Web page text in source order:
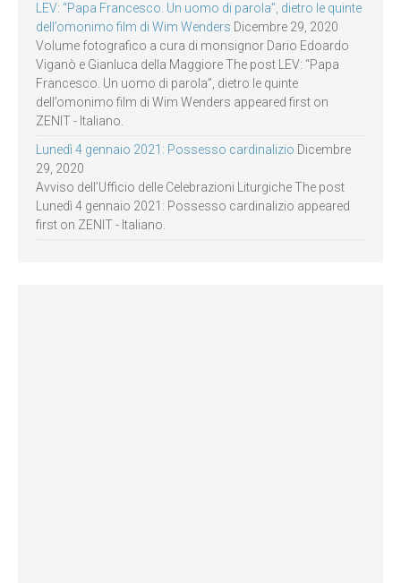
LEV: “Papa Francesco. Un uomo di parola”, dietro le quinte
dell’omonimo film di Wim Wenders Dicembre 29, 2020
Volume fotografico a cura di monsignor Dario Edoardo
Viganò e Gianluca della Maggiore The post LEV: “Papa
Francesco. Un uomo di parola”, dietro le quinte
dell’omonimo film di Wim Wenders appeared first on
ZENIT - Italiano.
Lunedì 4 gennaio 2021: Possesso cardinalizio Dicembre
29, 2020
Avviso dell’Ufficio delle Celebrazioni Liturgiche The post
Lunedì 4 gennaio 2021: Possesso cardinalizio appeared
first on ZENIT - Italiano.